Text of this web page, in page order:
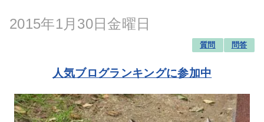
2015年1月30日金曜日
質問 問答
人気ブログランキングに参加中